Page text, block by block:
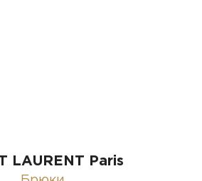
LAURENT Paris